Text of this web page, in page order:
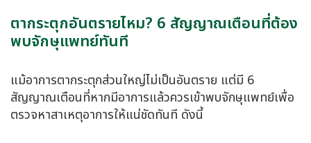
ตากระตุกอันตรายไหม? 6 สัญญาณเตือนที่ต้อง
พบจักษุแพทย์ทันที
แม้อาการตากระตุกส่วนใหญ่ไม่เป็นอันตราย แต่มี 6
สัญญาณเตือนที่หากมีอาการแล้วควรเข้าพบจักษุแพทย์เพื่อ
ตรวจหาสาเหตุอาการให้แน่ชัดทันที ดังนี้